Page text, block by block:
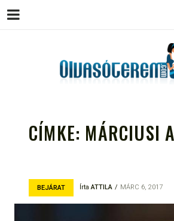
EGÉSZSÉGES
CÍMKE: MÁRCIUSI
BEJÁRAT ÍrtaATTILA MÁRC 6, 2017